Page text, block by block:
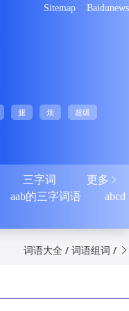
Sitemap Baidunews
腿 烦 超级
更多 
三字词
aab的三字词语
abcd
词语大全 / 词语组词 / 